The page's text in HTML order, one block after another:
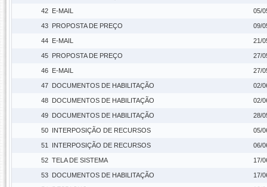
42 E-MAIL 05/
43 PROPOSTA DE PREÇO 09/
44 E-MAIL 21/
45 PROPOSTA DE PREÇO 27/
46 E-MAIL 27/
47 DOCUMENTOS DE HABILITAÇÃO 02/
48 DOCUMENTOS DE HABILITAÇÃO 02/
49 DOCUMENTOS DE HABILITAÇÃO 28/
50 INTERPOSIÇÃO DE RECURSOS 05/
51 INTERPOSIÇÃO DE RECURSOS 06/
52 TELA DE SISTEMA 17/
53 DOCUMENTOS DE HABILITAÇÃO
17/